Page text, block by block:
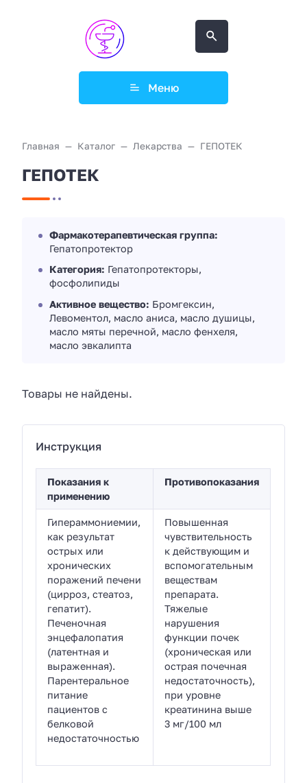
Меню
Главная Каталог Лекарства ГЕПОТЕК
ГЕПОТЕК
Фармакотерапевтическая группа:
Гепатопротектор
Категория: Гепатопротекторы,
фосфолипиды
Активное вещество: Бромгексин,
Левоментол, масло аниса, масло душицы,
масло мяты перечной, масло фенхеля,
масло эвкалипта
Товары не найдены.
Инструкция
Показания к
применению
Противопоказания
Гипераммониемии,
как результат
острых или
хронических
поражений печени
(цирроз, стеатоз,
гепатит).
Печеночная
энцефалопатия
(латентная и
выраженная).
Парентеральное
питание
пациентов с
белковой
недостаточностью
Повышенная
чувствительность
к действующим и
вспомогательным
веществам
препарата.
Тяжелые
нарушения
функции почек
(хроническая или
острая почечная
недостаточность),
при уровне
креатинина выше
3 мг/100 мл